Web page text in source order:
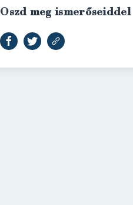
Oszd meg ismerőseiddel